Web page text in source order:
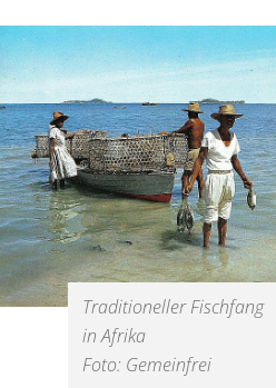
Traditioneller Fischfang
in Afrika
Foto: Gemeinfrei